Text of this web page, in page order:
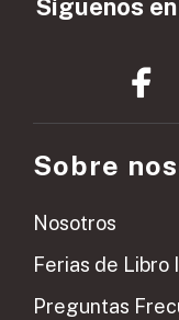
Síguenos
Sobre
Nosotros
Ferias de Libro
Preguntas